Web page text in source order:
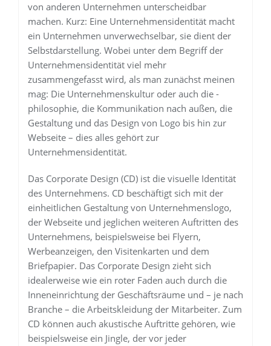
von anderen Unternehmen unterscheidbar
machen. Kurz: Eine Unternehmensidentität macht
ein Unternehmen unverwechselbar, sie dient der
Selbstdarstellung. Wobei unter dem Begriff der
Unternehmensidentität viel mehr
zusammengefasst wird, als man zunächst meinen
mag: Die Unternehmenskultur oder auch die -
philosophie, die Kommunikation nach außen, die
Gestaltung und das Design von Logo bis hin zur
Webseite – dies alles gehört zur
Unternehmensidentität.
Das Corporate Design (CD) ist die visuelle Identität
des Unternehmens. CD beschäftigt sich mit der
einheitlichen Gestaltung von Unternehmenslogo,
der Webseite und jeglichen weiteren Auftritten des
Unternehmens, beispielsweise bei Flyern,
Werbeanzeigen, den Visitenkarten und dem
Briefpapier. Das Corporate Design zieht sich
idealerweise wie ein roter Faden auch durch die
Inneneinrichtung der Geschäftsräume und – je nach
Branche – die Arbeitskleidung der Mitarbeiter. Zum
CD können auch akustische Auftritte gehören, wie
beispielsweise ein Jingle, der vor jeder